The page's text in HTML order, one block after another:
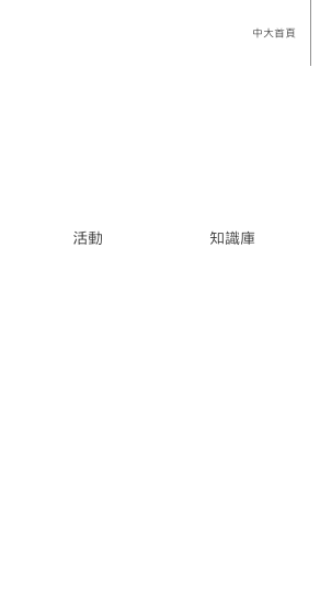
中大首頁
活動 知識庫